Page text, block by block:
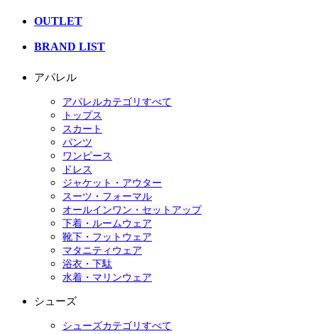
OUTLET
BRAND LIST
アパレル
アパレルカテゴリすべて
トップス
スカート
パンツ
ワンピース
ドレス
ジャケット・アウター
スーツ・フォーマル
オールインワン・セットアップ
下着・ルームウェア
靴下・フットウェア
マタニティウェア
浴衣・下駄
水着・マリンウェア
シューズ
シューズカテゴリすべて